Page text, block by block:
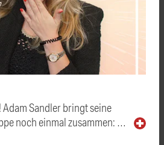
Sandler bringt seine
noch einmal zusammen: …